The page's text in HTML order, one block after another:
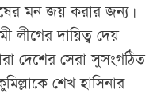
মন জয় করার জন্য।
লীগের দায়িত্ব দেয়
দেশের সেরা সুসংগঠিত
শেখ হাসিনার